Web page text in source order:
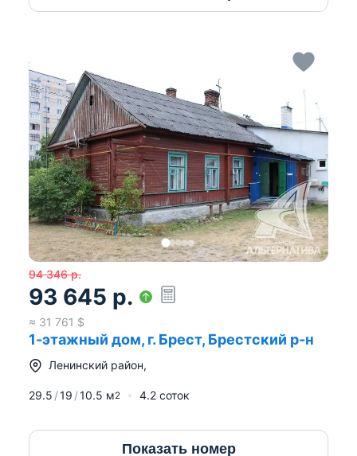
94 346 р.
93 645 р.
≈ 31 761 $
1-этажный дом, г. Брест, Брестский р-н
Ленинский район,
29.5 19 10.5 м2 4.2 соток
Показать номер